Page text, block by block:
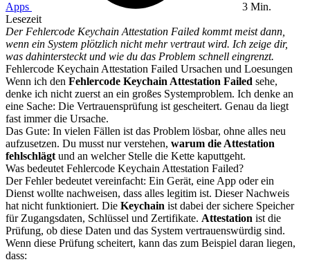
Apps
3 Min.
Lesezeit
Der Fehlercode Keychain Attestation Failed kommt meist dann,
wenn ein System plötzlich nicht mehr vertraut wird. Ich zeige dir,
was dahintersteckt und wie du das Problem schnell eingrenzt.
Fehlercode Keychain Attestation Failed Ursachen und Loesungen
Wenn ich den Fehlercode Keychain Attestation Failed sehe,
denke ich nicht zuerst an ein großes Systemproblem. Ich denke an
eine Sache: Die Vertrauensprüfung ist gescheitert. Genau da liegt
fast immer die Ursache.
Das Gute: In vielen Fällen ist das Problem lösbar, ohne alles neu
aufzusetzen. Du musst nur verstehen, warum die Attestation
fehlschlägt und an welcher Stelle die Kette kaputtgeht.
Was bedeutet Fehlercode Keychain Attestation Failed?
Der Fehler bedeutet vereinfacht: Ein Gerät, eine App oder ein
Dienst wollte nachweisen, dass alles legitim ist. Dieser Nachweis
hat nicht funktioniert. Die Keychain ist dabei der sichere Speicher
für Zugangsdaten, Schlüssel und Zertifikate. Attestation ist die
Prüfung, ob diese Daten und das System vertrauenswürdig sind.
Wenn diese Prüfung scheitert, kann das zum Beispiel daran liegen,
dass: